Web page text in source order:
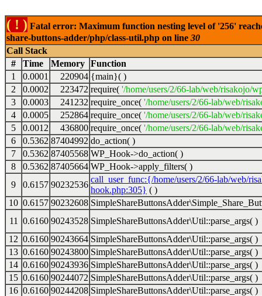
( ! ) Fatal error: Maximum function nesting level of '256'
share-buttons-adder/php/class-util.php on line 30
Call Stack
#
Time Memory Function
1
0.0001 220904 {main}( )
2
0.0002 223472 require( '/home/users/2/66-lab/web/risakojo/
3
0.0003 241232 require_once( '/home/users/2/66-lab/web/
4
0.0005 252864 require_once( '/home/users/2/66-lab/web/
5
0.0012 436800 require_once( '/home/users/2/66-lab/web/
6
0.5362 87404992 do_action( )
7
0.5362 87405568 WP_Hook->do_action( )
8
0.5362 87405664 WP_Hook->apply_filters( )
9
0.6157 90232536
call_user_func:{/home/users/2/66-lab/web/
hook.php:305} ( )
10 0.6157 90232608
11
0.6160 90243528 SimpleShareButtonsAdder\Util::parse_args( )
12 0.6160 90243664 SimpleShareButtonsAdder\Util::parse_args( )
13 0.6160 90243800 SimpleShareButtonsAdder\Util::parse_args( )
14 0.6160 90243936 SimpleShareButtonsAdder\Util::parse_args( )
15 0.6160 90244072 SimpleShareButtonsAdder\Util::parse_args( )
16 0.6160 90244208 SimpleShareButtonsAdder\Util::parse_args( )